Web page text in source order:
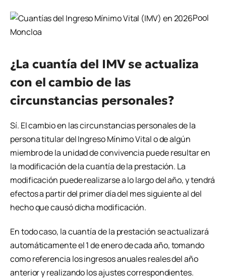
Pool
Moncloa
¿La cuantía del IMV se actualiza
con el cambio de las
circunstancias personales?
Sí. El cambio en las circunstancias personales de la
persona titular del Ingreso Mínimo Vital o de algún
miembro de la unidad de convivencia puede resultar en
la modificación de la cuantía de la prestación. La
modificación puede realizarse a lo largo del año, y tendrá
efectos a partir del primer día del mes siguiente al del
hecho que causó dicha modificación.
En todo caso, la cuantía de la prestación se actualizará
automáticamente el 1 de enero de cada año, tomando
como referencia los ingresos anuales reales del año
anterior y realizando los ajustes correspondientes.